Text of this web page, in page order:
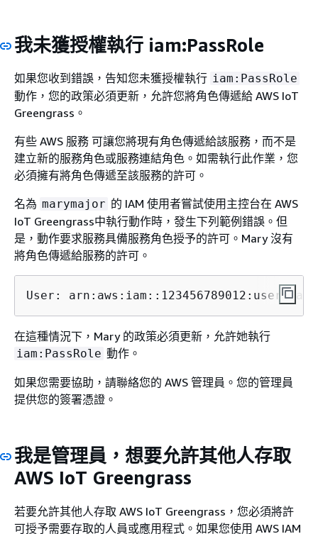
我未獲授權執行 iam:PassRole
如果您收到錯誤，告知您未獲授權執行 iam:PassRole
動作，您的政策必須更新，允許您將角色傳遞給 AWS IoT
Greengrass。
有些 AWS 服務 可讓您將現有角色傳遞給該服務，而不是
建立新的服務角色或服務連結角色。如需執行此作業，您
必須擁有將角色傳遞至該服務的許可。
名為 marymajor 的 IAM 使用者嘗試使用主控台在 AWS
IoT Greengrass中執行動作時，發生下列範例錯誤。但
是，動作要求服務具備服務角色授予的許可。Mary 沒有
將角色傳遞給服務的許可。
User: arn:aws:iam::123456789012:user/
在這種情況下，Mary 的政策必須更新，允許她執行
iam:PassRole 動作。
如果您需要協助，請聯絡您的 AWS 管理員。您的管理員
提供您的簽署憑證。
我是管理員，想要允許其他人存取
AWS IoT Greengrass
若要允許其他人存取 AWS IoT Greengrass，您必須將許
可授予需要存取的人員或應用程式。如果您使用 AWS IAM